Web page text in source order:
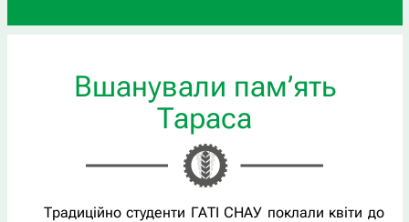
Вшанували пам’ять
Тараса
Традиційно студенти ГАТІ СНАУ поклали квіти до